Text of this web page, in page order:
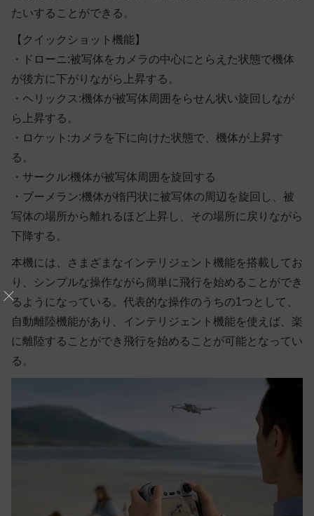
たいすることができる。
【クイックショット機能】
・ドローニ:被写体をカメラの中心にとらえた状態で機体
が後方に下がりながら上昇する。
・ヘリックス:機体が被写体周囲をらせん状い旋回しなが
ら上昇する。
・ロケット:カメラを下に向けた状態で、機体が上昇す
る。
・サークル:機体が被写体周囲を旋回する
・ブーメラン:機体が楕円状に被写体の周辺を旋回し、被
写体の場所から離れるほど上昇し、その場所に戻りながら
下降する。
本機には、さまざまなインテリジェント機能を搭載してお
り、シンプルな操作ながら簡単に飛行を始めることができ
るようになっている。代表的な操作のうちの1つとして、
自動離陸機能があり、インテリジェント機能を使えば、楽
に離陸することができ飛行を始めることが可能となってい
る。